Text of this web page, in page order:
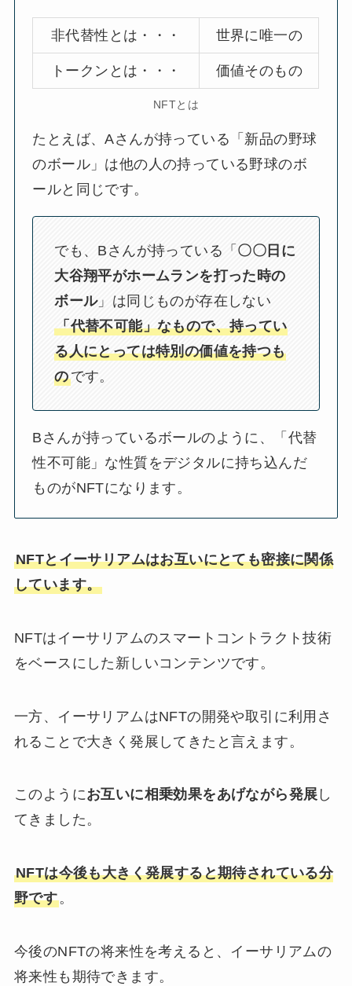
非代替性とは・・・ 世界に唯一の
トークンとは・・・ 価値そのもの
NFTとは
たとえば、Aさんが持っている「新品の野球
のボール」は他の人の持っている野球のボ
ールと同じです。
でも、Bさんが持っている「 〇〇日に
大谷翔平がホームランを打った時の
ボール」は同じものが存在しない
「代替不可能」なもので、持ってい
る人にとっては特別の価値を持つも
のです。
Bさんが持っているボールのように、「代替
性不可能」な性質をデジタルに持ち込んだ
ものがNFTになります。
NFTとイーサリアムはお互いにとても密接に関係
しています。
NFTはイーサリアムのスマートコントラクト技術
をベースにした新しいコンテンツです。
一方、イーサリアムはNFTの開発や取引に利用さ
れることで大きく発展してきたと言えます。
このようにお互いに相乗効果をあげながら発展 し
てきました。
NFTは今後も大きく発展すると期待されている分
野です。
今後のNFTの将来性を考えると、イーサリアムの
将来性も期待できます。